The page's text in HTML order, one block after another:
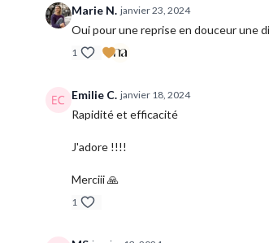
Marie N. janvier 23, 2024
Oui pour une reprise en douceur une
1
Emilie C. janvier 18, 2024
Rapidité et efficacité
J'adore !!!!
Merciii 🙏
1